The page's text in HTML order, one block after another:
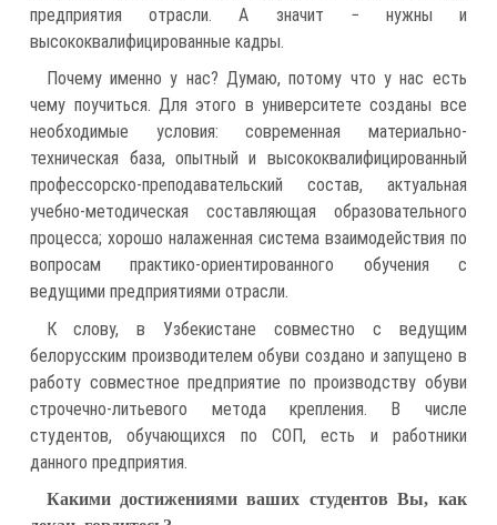
предприятия отрасли. А значит − нужны и
высококвалифицированные кадры.
Почему именно у нас? Думаю, потому что у нас есть
чему поучиться. Для этого в университете созданы все
необходимые условия: современная материально-
техническая база, опытный и высококвалифицированный
профессорско-преподавательский состав, актуальная
учебно-методическая составляющая образовательного
процесса; хорошо налаженная система взаимодействия по
вопросам практико-ориентированного обучения с
ведущими предприятиями отрасли.
К слову, в Узбекистане совместно с ведущим
белорусским производителем обуви создано и запущено в
работу совместное предприятие по производству обуви
строчечно-литьевого метода крепления. В числе
студентов, обучающихся по СОП, есть и работники
данного предприятия.
Какими достижениями ваших студентов Вы, как